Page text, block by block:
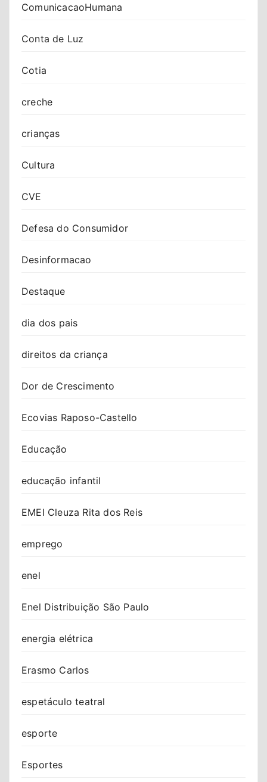
ComunicacaoHumana
Conta de Luz
Cotia
creche
crianças
Cultura
CVE
Defesa do Consumidor
Desinformacao
Destaque
dia dos pais
direitos da criança
Dor de Crescimento
Ecovias Raposo-Castello
Educação
educação infantil
EMEI Cleuza Rita dos Reis
emprego
enel
Enel Distribuição São Paulo
energia elétrica
Erasmo Carlos
espetáculo teatral
esporte
Esportes